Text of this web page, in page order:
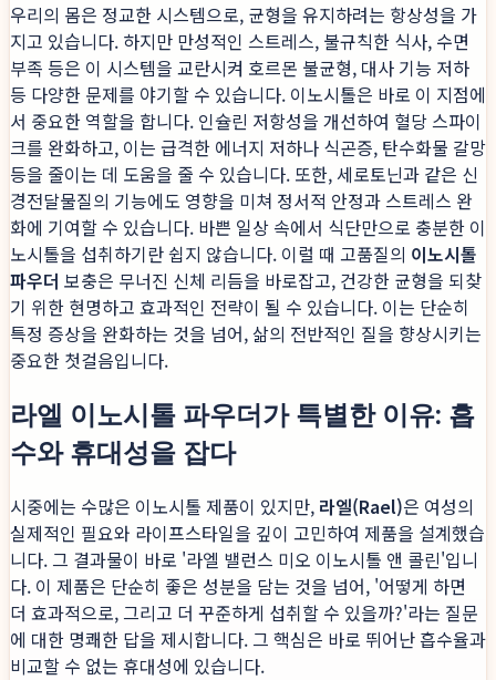
우리의 몸은 정교한 시스템으로, 균형을 유지하려는 항상성을 가
지고 있습니다. 하지만 만성적인 스트레스, 불규칙한 식사, 수면
부족 등은 이 시스템을 교란시켜 호르몬 불균형, 대사 기능 저하
등 다양한 문제를 야기할 수 있습니다. 이노시톨은 바로 이 지점에
서 중요한 역할을 합니다. 인슐린 저항성을 개선하여 혈당 스파이
크를 완화하고, 이는 급격한 에너지 저하나 식곤증, 탄수화물 갈망
등을 줄이는 데 도움을 줄 수 있습니다. 또한, 세로토닌과 같은 신
경전달물질의 기능에도 영향을 미쳐 정서적 안정과 스트레스 완
화에 기여할 수 있습니다. 바쁜 일상 속에서 식단만으로 충분한 이
노시톨을 섭취하기란 쉽지 않습니다. 이럴 때 고품질의 이노시톨
파우더 보충은 무너진 신체 리듬을 바로잡고, 건강한 균형을 되찾
기 위한 현명하고 효과적인 전략이 될 수 있습니다. 이는 단순히
특정 증상을 완화하는 것을 넘어, 삶의 전반적인 질을 향상시키는
중요한 첫걸음입니다.
라엘 이노시톨 파우더가 특별한 이유: 흡
수와 휴대성을 잡다
시중에는 수많은 이노시톨 제품이 있지만, 라엘(Rael)은 여성의
실제적인 필요와 라이프스타일을 깊이 고민하여 제품을 설계했습
니다. 그 결과물이 바로 '라엘 밸런스 미오 이노시톨 앤 콜린'입니
다. 이 제품은 단순히 좋은 성분을 담는 것을 넘어, '어떻게 하면
더 효과적으로, 그리고 더 꾸준하게 섭취할 수 있을까?'라는 질문
에 대한 명쾌한 답을 제시합니다. 그 핵심은 바로 뛰어난 흡수율과
비교할 수 없는 휴대성에 있습니다.